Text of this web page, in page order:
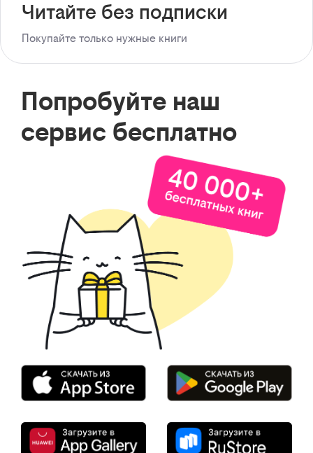
Читайте без подписки
Покупайте только нужные книги
Попробуйте наш
сервис бесплатно